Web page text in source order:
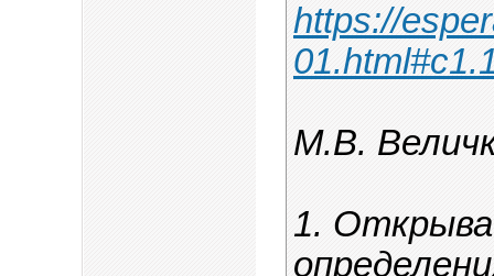
https://
М.В.
1.